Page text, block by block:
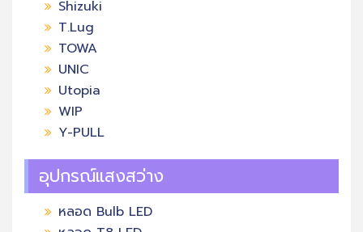
Shizuki
T.Lug
TOWA
UNIC
Utopia
WIP
Y-PULL
อุปกรณ์แสงสว่าง
หลอด Bulb LED